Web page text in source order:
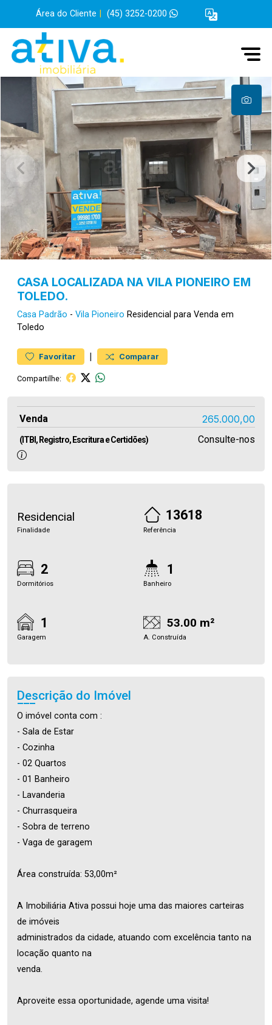
Área do Cliente (45) 3252-0200
CASA LOCALIZADA NA VILA PIONEIRO EM
TOLEDO.
Casa Padrão - Vila Pioneiro Residencial para Venda em
Toledo
Favoritar | Comparar
Compartilhe:
Venda 265.000,00
(ITBI, Registro, Escritura e Certidões) Consulte-nos
Residencial
Finalidade
13618
Referência
2
Dormitórios
1
Banheiro
1
Garagem
53.00 m²
A. Construída
Descrição do Imóvel
O imóvel conta com :
- Sala de Estar
- Cozinha
- 02 Quartos
- 01 Banheiro
- Lavanderia
- Churrasqueira
- Sobra de terreno
- Vaga de garagem
Área construída: 53,00m²
A Imobiliária Ativa possui hoje uma das maiores carteiras
de imóveis
administrados da cidade, atuando com excelência tanto na
locação quanto na
venda.
Aproveite essa oportunidade, agende uma visita!